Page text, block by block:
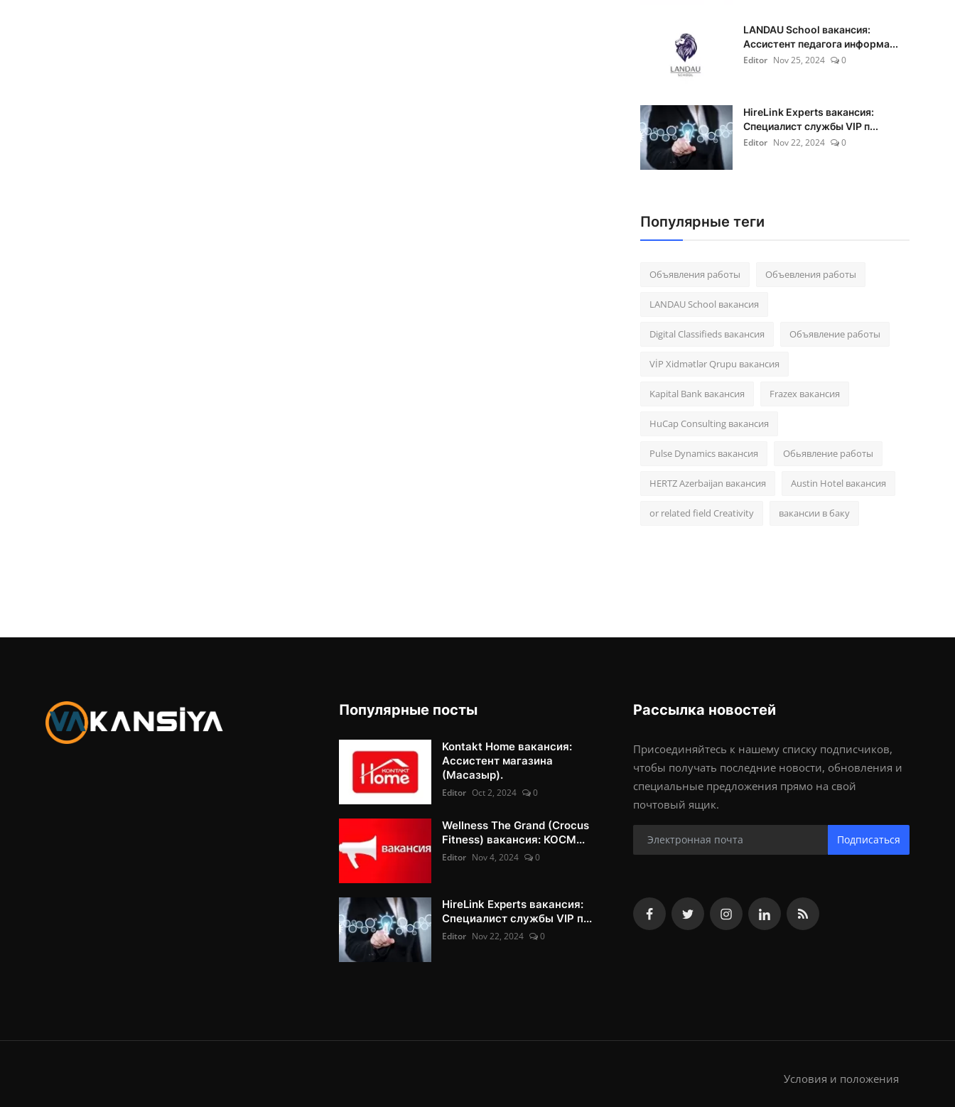
LANDAU School вакансия:
Ассистент педагога информа...
Editor Nov 25, 2024 0
HireLink Experts вакансия:
Специалист службы VIP п...
Editor Nov 22, 2024 0
Популярные теги
Объявления работы Объевления работы
LANDAU School вакансия
Digital Classifieds вакансия Объявление работы
VİP Xidmətlər Qrupu вакансия
Kapital Bank вакансия Frazex вакансия
HuCap Consulting вакансия
Pulse Dynamics вакансия Обьявление работы
HERTZ Azerbaijan вакансия Austin Hotel вакансия
or related field Creativity вакансии в баку
Популярные посты
Kontakt Home вакансия:
Ассистент магазина
(Масазыр).
Editor Oct 2, 2024 0
Wellness The Grand (Crocus
Fitness) вакансия: КОСМ...
Editor Nov 4, 2024 0
HireLink Experts вакансия:
Специалист службы VIP п...
Editor Nov 22, 2024 0
Рассылка новостей
Присоединяйтесь к нашему списку подписчиков,
чтобы получать последние новости, обновления и
специальные предложения прямо на свой
почтовый ящик.
Подписаться
Условия и положения